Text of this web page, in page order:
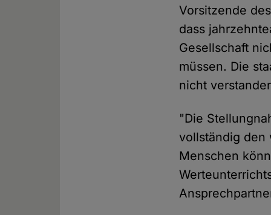
Vorsitzende
dass
Gesellschaft
müssen. Die
nicht
"Die
vollständig den
Menschen